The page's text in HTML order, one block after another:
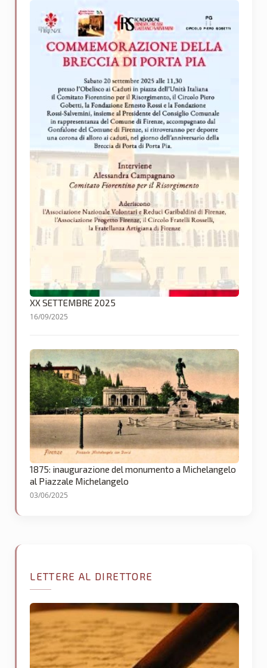
XX SETTEMBRE 2025
16/09/2025
1875: inaugurazione del monumento a Michelangelo
al Piazzale Michelangelo
03/06/2025
LETTERE AL DIRETTORE